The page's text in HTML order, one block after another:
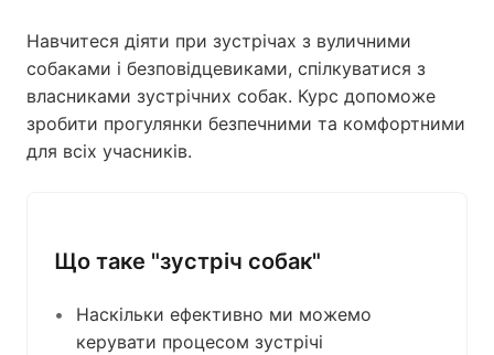
Навчитеся діяти при зустрічах з вуличними
собаками і безповідцевиками, спілкуватися з
власниками зустрічних собак. Курс допоможе
зробити прогулянки безпечними та комфортними
для всіх учасників.
Що таке "зустріч собак"
Наскільки ефективно ми можемо
керувати процесом зустрічі